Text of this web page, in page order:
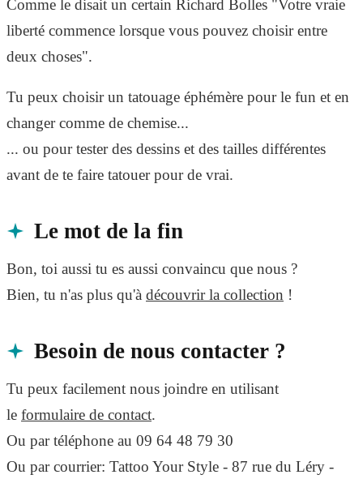
Comme le disait un certain Richard Bolles "Votre vraie
liberté commence lorsque vous pouvez choisir entre
deux choses".
Tu peux choisir un tatouage éphémère pour le fun et en
changer comme de chemise...
... ou pour tester des dessins et des tailles différentes
avant de te faire tatouer pour de vrai.
Le mot de la fin
Bon, toi aussi tu es aussi convaincu que nous ?
Bien, tu n'as plus qu'à découvrir la collection !
Besoin de nous contacter ?
Tu peux facilement nous joindre en utilisant
le formulaire de contact.
Ou par téléphone au 09 64 48 79 30
Ou par courrier: Tattoo Your Style - 87 rue du Léry -